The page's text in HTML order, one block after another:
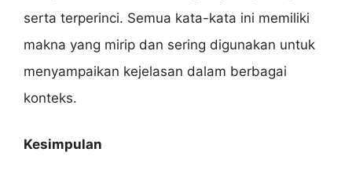
serta terperinci. Semua kata-kata ini memiliki
makna yang mirip dan sering digunakan untuk
menyampaikan kejelasan dalam berbagai
konteks.
Kesimpulan